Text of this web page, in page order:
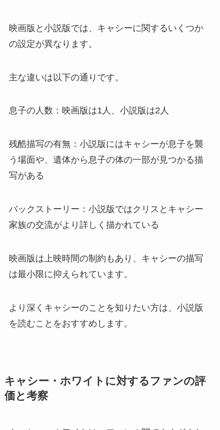
映画版と小説版では、キャシーに関するいくつか
の設定が異なります。
主な違いは以下の通りです。
息子の人数：映画版は1人、小説版は2人
残酷描写の有無：小説版にはキャシーが息子を襲
う場面や、遺体から息子の体の一部が見つかる描
写がある
バックストーリー：小説版ではクリスとキャシー
家族の交流がより詳しく描かれている
映画版は上映時間の制約もあり、キャシーの描写
は最小限に抑えられています。
より深くキャシーのことを知りたい方は、小説版
を読むことをおすすめします。
キャシー・ホワイトに対するファンの評
価と考察